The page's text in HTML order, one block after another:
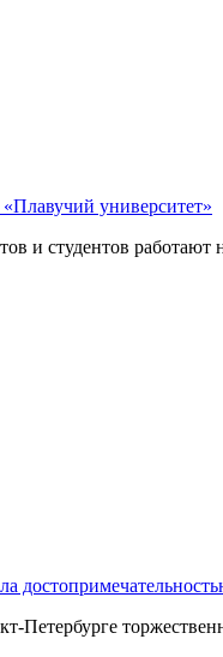
университет»
и студентов работают
Петербурге